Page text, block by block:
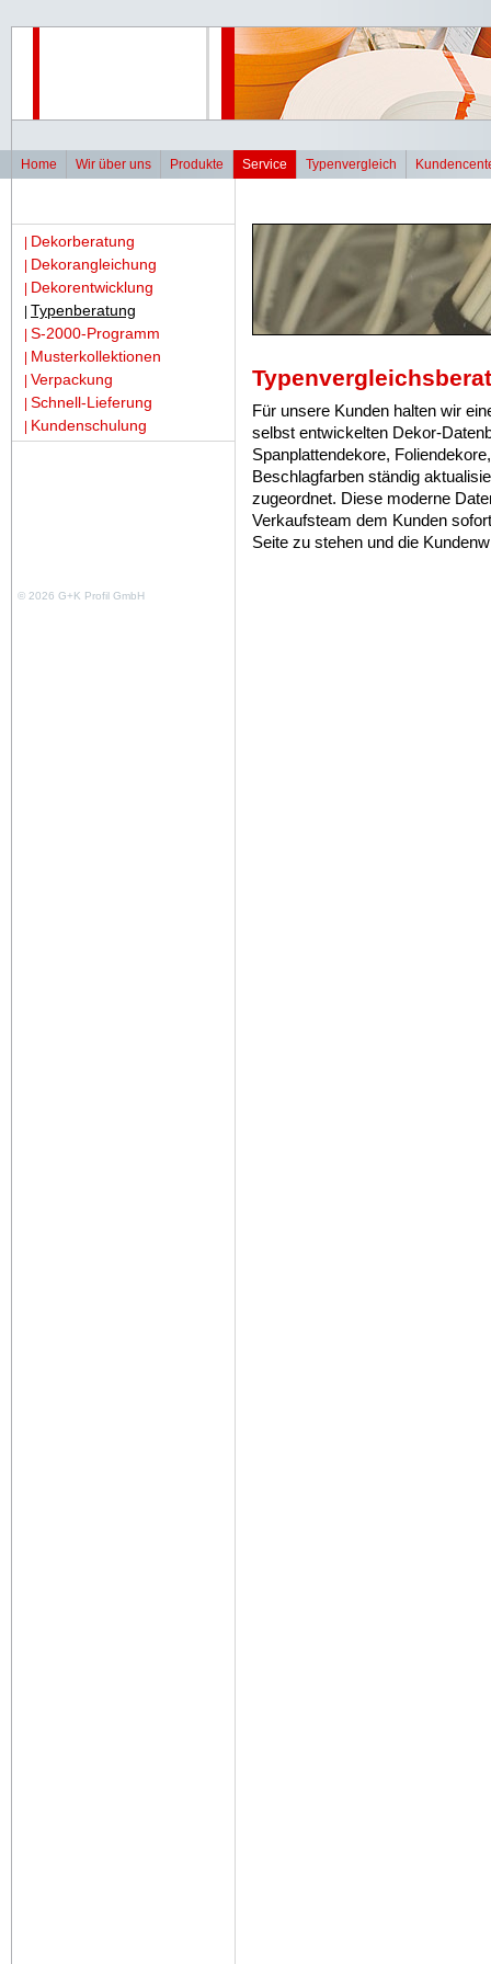
Home Wir über uns Produkte Service Typenvergleich
Dekorberatung
Dekorangleichung
Dekorentwicklung
Typenberatung
S-2000-Programm
Musterkollektionen
Verpackung
Schnell-Lieferung
Kundenschulung
Für unsere Kunden halten wir
selbst entwickelten Dekor-
Spanplattendekore,
Beschlagfarben ständig
zugeordnet. Diese moderne
Verkaufsteam dem Kunden
Seite zu stehen und die
© 2026 G+K Profil GmbH